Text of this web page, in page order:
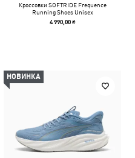
Кроссовки SOFTRIDE Frequence
Running Shoes Unisex
4 990,00 ₴
НОВИНКА